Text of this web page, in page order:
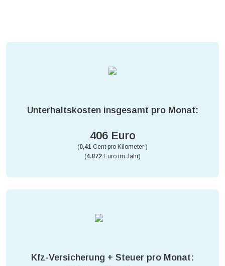
Unterhaltskosten insgesamt pro Monat:
406 Euro
(0,41 Cent pro Kilometer )
(4.872 Euro im Jahr)
Kfz-Versicherung + Steuer pro Monat: